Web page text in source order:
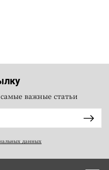
важные статьи
данных